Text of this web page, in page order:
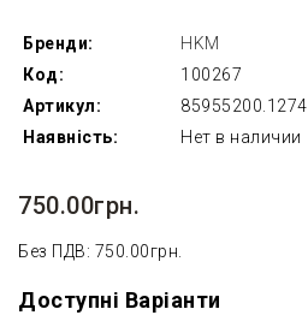
Бренди:
HKM
Код:
100267
Артикул:
85955200.1274
Наявність:
Нет в наличии
750.00грн.
Без ПДВ: 750.00грн.
Доступні Варіанти